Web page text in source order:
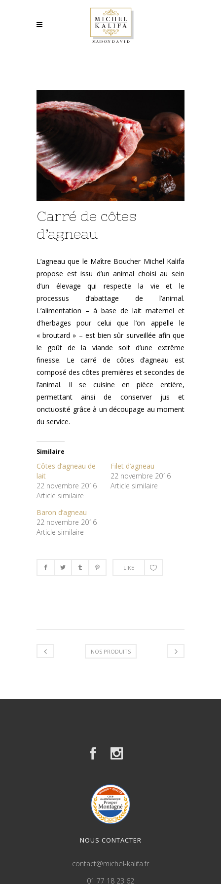
Carré de côtes
d’agneau
L’agneau que le Maître Boucher Michel Kalifa
propose est issu d’un animal choisi au sein
d’un élevage qui respecte la vie et le
processus d’abattage de l’animal.
L’alimentation – à base de lait maternel et
d’herbages pour celui que l’on appelle le
« broutard » – est bien sûr surveillée afin que
le goût de la viande soit d’une extrême
finesse. Le carré de côtes d’agneau est
composé des côtes premières et secondes de
l’animal. Il se cuisine en pièce entière,
permettant ainsi de conserver jus et
onctuosité grâce à un découpage au moment
du service.
Similaire
Côtes d’agneau de
lait
22 novembre 2016
Article similaire
Filet d’agneau
22 novembre 2016
Article similaire
Baron d’agneau
22 novembre 2016
Article similaire
LIKE
NOS PRODUITS
NOUS CONTACTER
contact@michel-kalifa.fr
01 77 18 23 62